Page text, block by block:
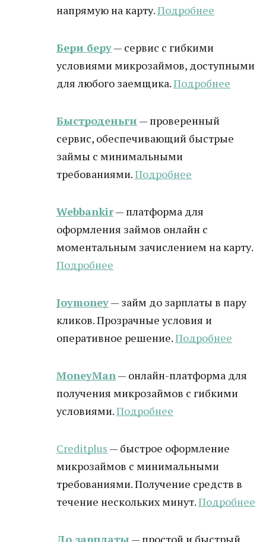
напрямую на карту.Подробнее
Бери беру— сервис с гибкими
условиями микрозаймов, доступными
для любого заемщика.Подробнее
Быстроденьги — проверенный
сервис, обеспечивающий быстрые
займы с минимальными
требованиями.Подробнее
Webbankir— платформа для
оформления займов онлайн с
моментальным зачислением на карту.
Подробнее
Joymoney— займ до зарплаты в пару
кликов. Прозрачные условия и
оперативное решение.Подробнее
MoneyMan— онлайн-платформа для
получения микрозаймов с гибкими
условиями.Подробнее
Creditplus — быстрое оформление
микрозаймов с минимальными
требованиями. Получение средств в
течение нескольких минут.Подробнее
До зарплаты — простой и быстрый